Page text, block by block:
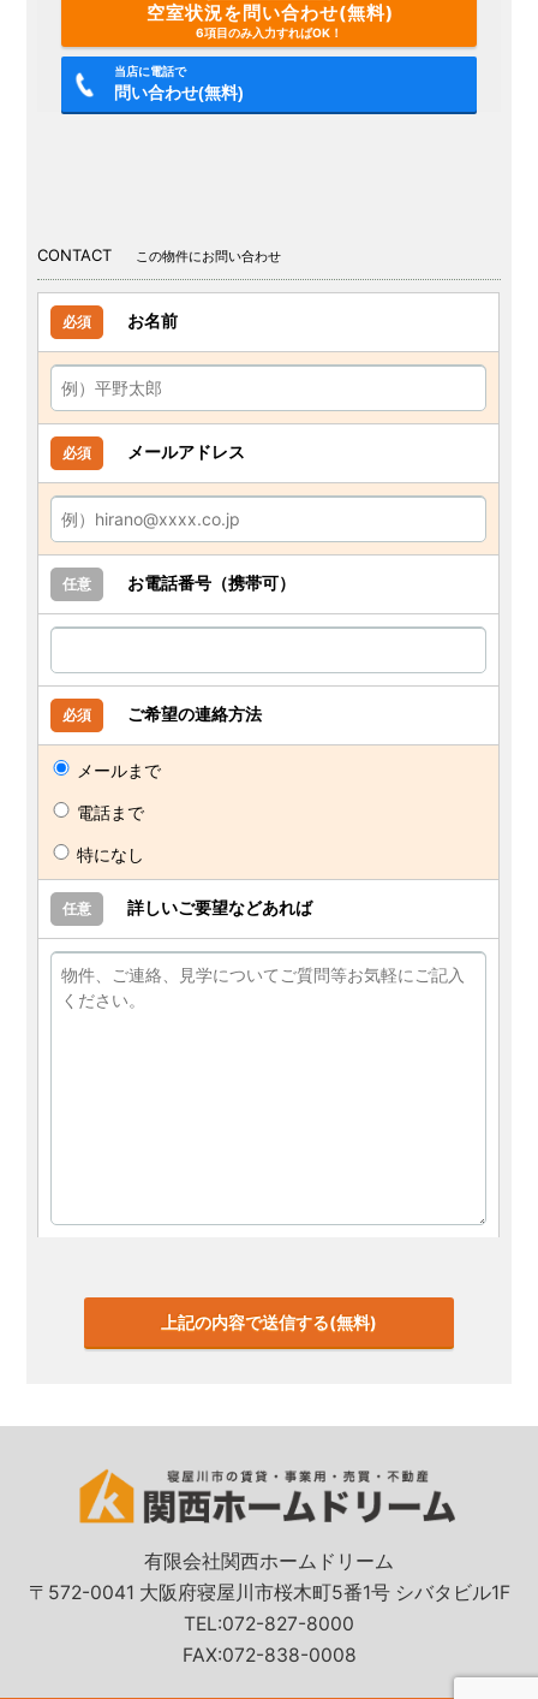
空室状況を問い合わせ(無料)
6項目のみ入力すればOK！
当店に電話で
問い合わせ(無料)
CONTACT この物件にお問い合わせ
必須 お名前
必須 メールアドレス
任意 お電話番号（携帯可）
必須 ご希望の連絡方法
メールまで
電話まで
特になし
任意 詳しいご要望などあれば
有限会社関西ホームドリーム
〒572-0041 大阪府寝屋川市桜木町5番1号 シバタビル1F
TEL:072-827-8000
FAX:072-838-0008